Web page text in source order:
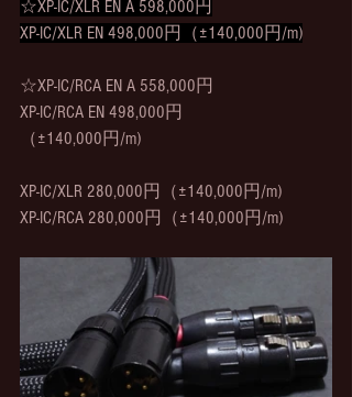
☆XP-IC/XLR EN A 598,000円
XP-IC/XLR EN 498,000円（±140,000円/m)
☆XP-IC/RCA EN A 558,000円
XP-IC/RCA EN 498,000円
（±140,000円/m)
XP-IC/XLR 280,000円（±140,000円/m)
XP-IC/RCA 280,000円（±140,000円/m)